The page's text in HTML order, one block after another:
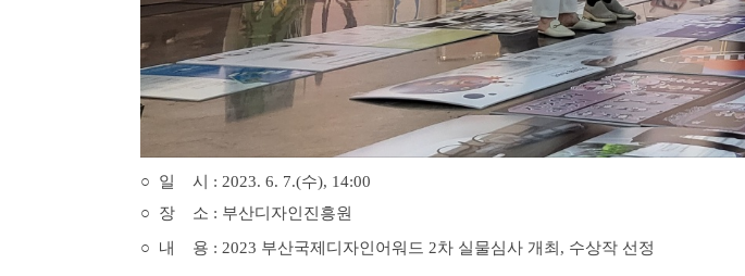
○ 일 시 : 2023. 6. 7.(수), 14:00
○ 장 소 : 부산디자인진흥원
○ 내 용 : 2023 부산국제디자인어워드 2차 실물심사 개최, 수상작 선정